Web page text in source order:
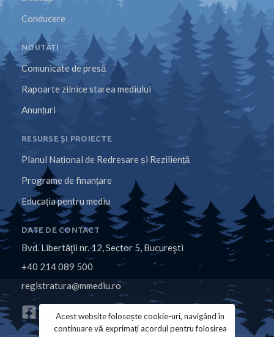
Conducere
NOUTĂȚI
Comunicate de presă
Rapoarte zilnice starea mediului
Anunțuri
RESURSE ȘI PROIECTE
Planul Național de Redresare și Reziliență
Programe de finanțare
Educația pentru mediu
DATE DE CONTACT
Bvd. Libertăţii nr. 12, Sector 5, Bucureşti
+40 214 089 500
registratura@mmediu.ro
Acest website folosește cookie-uri, navigând în
continuare vă exprimați acordul pentru folosirea